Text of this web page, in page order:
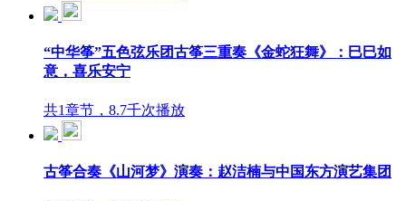
“中华筝”五色弦乐团古筝三重奏《金蛇狂舞》：巳巳如
意，喜乐安宁
共1章节，8.7千次播放
古筝合奏《山河梦》演奏：赵洁楠与中国东方演艺集团